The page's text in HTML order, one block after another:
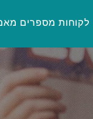
לקוחות מספרים